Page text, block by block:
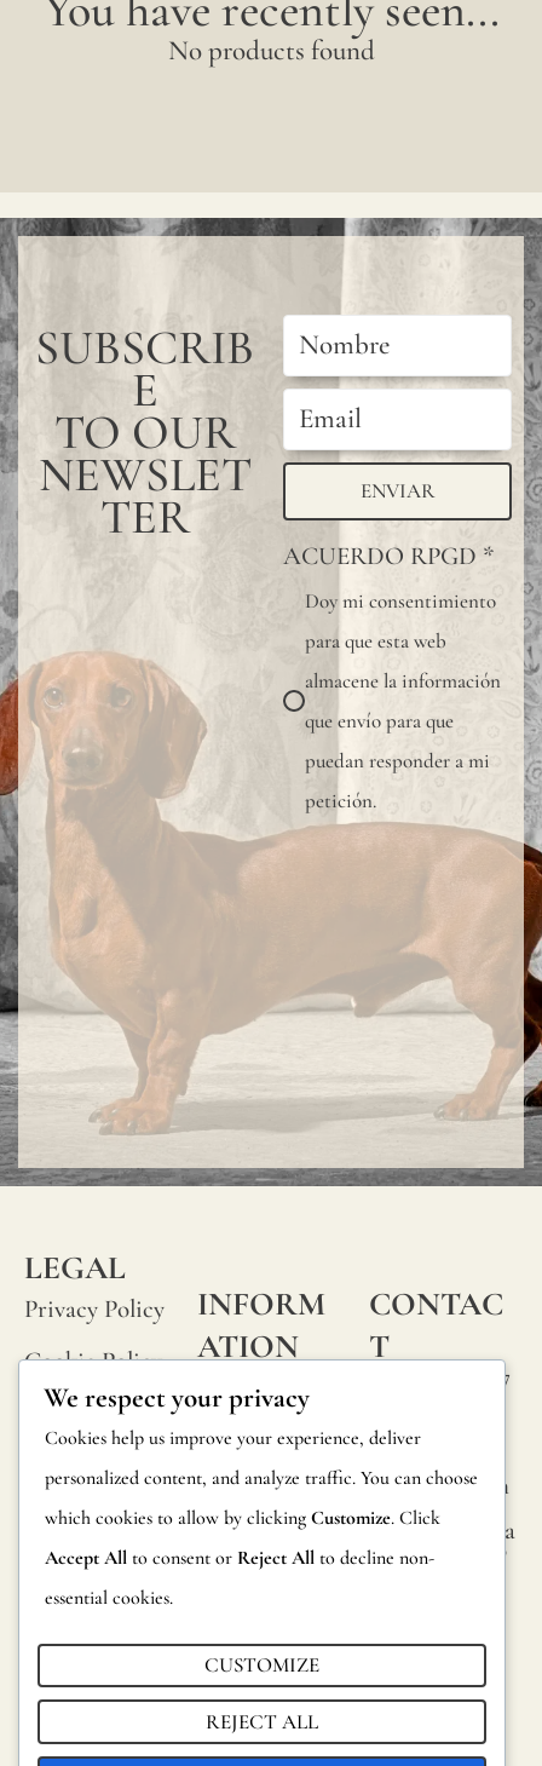
No products found
SUBSCRIB
E
TO OUR
NEWSLET
TER ENVIAR
ACUERDO RPGD *
Doy mi consentimiento
para que esta web
almacene la información
que envío para que
puedan responder a mi
petición.
LEGAL
Privacy Policy
Cookie Policy
Terms and
Conditions
Legal Notice
INFORM
ATION
FAQs
Product
Information
Returns
Sustainability
CONTAC
T
Calle Alheli, 7
29730 Rincón
de la Victoria
Málaga, Spain
hola@jamesma
lonefabrics.co
m
Fabrics,
2021
We respect your privacy
Cookies help us improve your experience, deliver
personalized content, and analyze traffic. You can choose
which cookies to allow by clicking Customize. Click
Accept All to consent or Reject All to decline non-
essential cookies.
CUSTOMIZE
REJECT ALL